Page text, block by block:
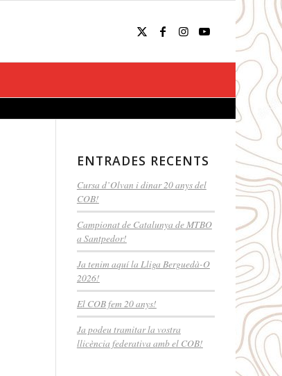
ENTRADES RECENTS
Cursa d’Olvan i dinar 20 anys del
COB!
Campionat de Catalunya de MTBO
a Santpedor!
Ja tenim aquí la Lliga Berguedà-O
2026!
El COB fem 20 anys!
Ja podeu tramitar la vostra
llicència federativa amb el COB!